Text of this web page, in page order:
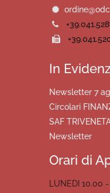
In
Newsletter 7
Circolari
SAF
Newsletter
Orari di
LUNEDI 10.00